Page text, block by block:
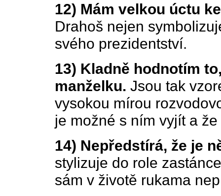
12) Mám velkou úctu
Drahoš nejen
svého prezidentství.
13) Kladně hodnotím
manželku. Jsou tak
vysokou mírou
je možné s ním vyjít a
14) Nepředstírá, že je
stylizuje do role
sám v životě rukama